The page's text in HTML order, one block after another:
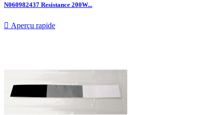
N060982437 Resistance 200W...
 Aperçu rapide